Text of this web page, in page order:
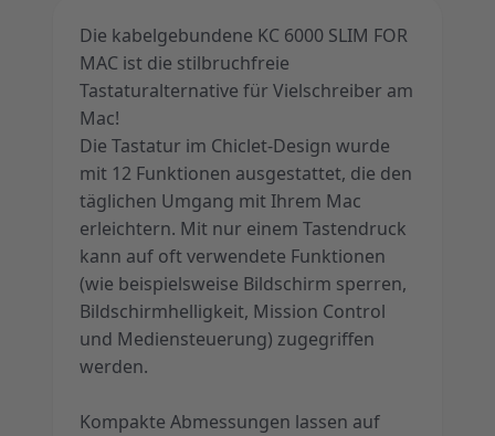
Die kabelgebundene KC 6000 SLIM FOR
MAC ist die stilbruchfreie
Tastaturalternative für Vielschreiber am
Mac!
Die Tastatur im Chiclet-Design wurde
mit 12 Funktionen ausgestattet, die den
täglichen Umgang mit Ihrem Mac
erleichtern. Mit nur einem Tastendruck
kann auf oft verwendete Funktionen
(wie beispielsweise Bildschirm sperren,
Bildschirmhelligkeit, Mission Control
und Mediensteuerung) zugegriffen
werden.
Kompakte Abmessungen lassen auf